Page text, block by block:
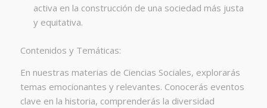
activa en la construcción de una sociedad más justa
y equitativa.
Contenidos y Temáticas:
En nuestras materias de Ciencias Sociales, explorarás
temas emocionantes y relevantes. Conocerás eventos
clave en la historia, comprenderás la diversidad